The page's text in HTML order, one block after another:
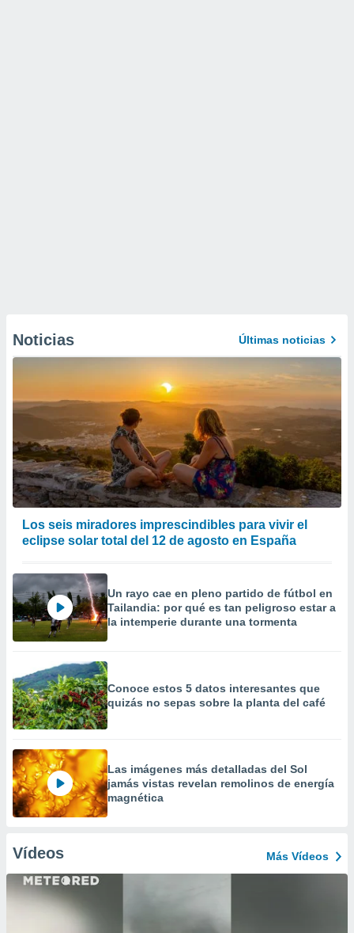
Noticias Últimas noticias
Los seis miradores imprescindibles para vivir el
eclipse solar total del 12 de agosto en España
Un rayo cae en pleno partido de fútbol en
Tailandia: por qué es tan peligroso estar a
la intemperie durante una tormenta
Conoce estos 5 datos interesantes que
quizás no sepas sobre la planta del café
Las imágenes más detalladas del Sol
jamás vistas revelan remolinos de energía
magnética
Vídeos Más Vídeos